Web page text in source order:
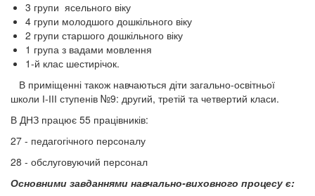
3 групи ясельного віку
4 групи молодшого дошкільного віку
2 групи старшого дошкільного віку
1 група з вадами мовлення
1-й клас шестирічок.
В приміщенні також навчаються діти загально-освітньої
школи І-ІІІ ступенів №9: другий, третій та четвертий класи.
В ДНЗ працює 55 працівників:
27 - педагогічного персоналу
28 - обслуговуючий персонал
Основними завданнями навчально-виховного процесу є: